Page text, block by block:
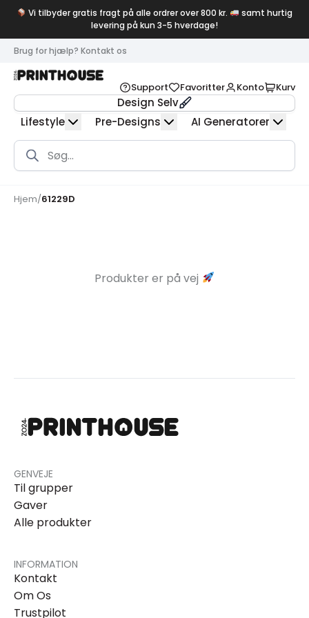
Vi tilbyder gratis fragt på alle ordrer over 800 kr.
samt hurtig
levering på kun 3-5 hverdage!
Brug for hjælp? Kontakt os
Support Favoritter Konto Kurv
Design Selv
Lifestyle
Pre-Designs AI Generatorer
Products
search
Hjem/61229D
Produkter er på vej
GENVEJE
Til grupper
Gaver
Alle produkter
INFORMATION
Kontakt
Om Os
Trustpilot